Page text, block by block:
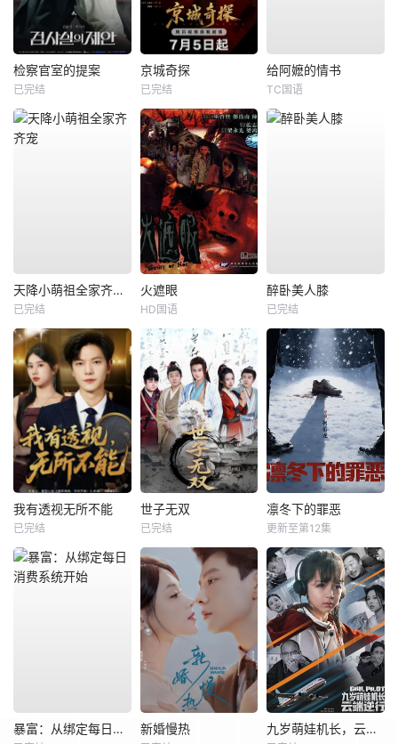
检察官室的提案
已完结
京城奇探
已完结
给阿嬷的情书
TC国语
天降小萌祖全家齐齐宠
已完结
火遮眼
HD国语
醉卧美人膝
已完结
我有透视无所不能
已完结
世子无双
已完结
凛冬下的罪恶
更新至第12集
暴富：从绑定每日消费系统开始 新婚慢热 九岁萌娃机长，云端逆行